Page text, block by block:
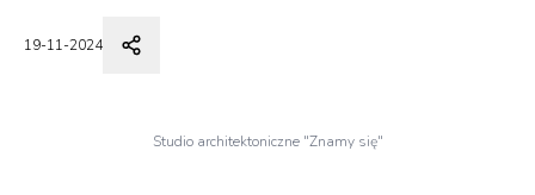
19-11-2024
Studio architektoniczne "Znamy się"